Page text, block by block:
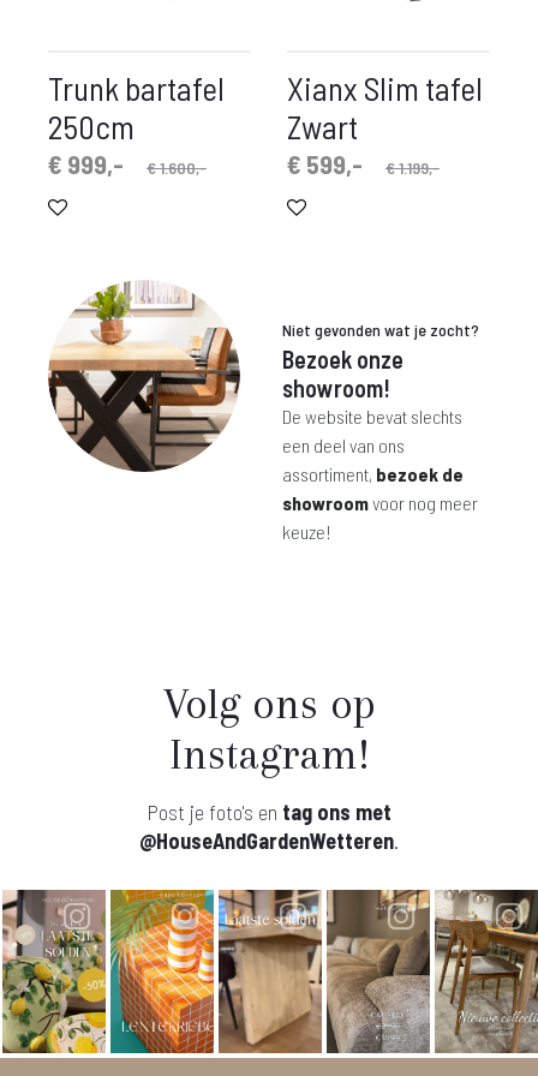
Trunk bartafel
250cm
€1.600,-
€ 999,-
prijs
Xianx Slim tafel
Zwart
€1.199,-
Oorspronkelijke
€ 599,-
Huidige
prijs
Niet gevonden wat je zocht?
Bezoek onze
showroom!
De website bevat slechts
een deel van ons
assortiment, bezoek de
showroomvoor nog meer
keuze!
Volg ons op
Instagram!
Post je foto's en tag ons met
@HouseAndGardenWetteren.